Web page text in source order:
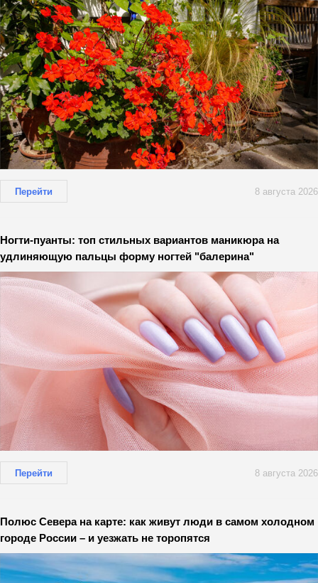
Перейти 8 августа 2026
Ногти-пуанты: топ стильных вариантов маникюра на
удлиняющую пальцы форму ногтей "балерина"
Перейти 8 августа 2026
Полюс Севера на карте: как живут люди в самом холодном
городе России – и уезжать не торопятся